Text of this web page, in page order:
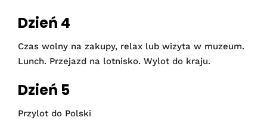
Dzień 4
Czas wolny na zakupy, relax lub wizyta w muzeum.
Lunch. Przejazd na lotnisko. Wylot do kraju.
Dzień 5
Przylot do Polski